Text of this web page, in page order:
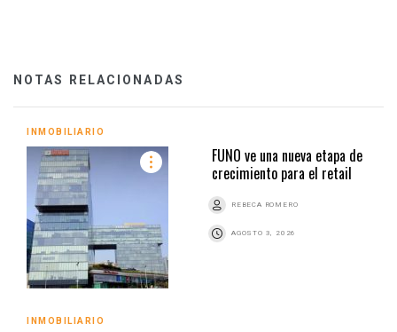
NOTAS RELACIONADAS
INMOBILIARIO
FUNO ve una nueva etapa de
crecimiento para el retail
REBECA ROMERO
AGOSTO 3, 2026
INMOBILIARIO